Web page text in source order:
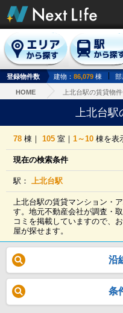
登録物件数 建物： 86,079 棟 部
HOME 上北台駅の賃貸物
上北台駅
78 棟｜105 室｜1～10 棟を表
現在の検索条件
駅： 上北台駅
上北台駅の賃貸マンション・
す。地元不動産会社が調査・
コミを掲載していますので、
屋が探せます。
沿
条